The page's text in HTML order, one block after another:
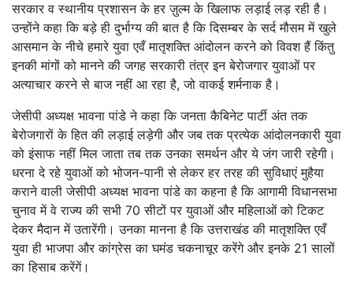
सरकार व स्थानीय प्रशासन के हर ज़ुल्म के खिलाफ लड़ाई लड़ रही है।
उन्होंने कहा कि बड़े ही दुर्भाग्य की बात है कि दिसम्बर के सर्द मौसम में खुले
आसमान के नीचे हमारे युवा एवँ मातृशक्ति आंदोलन करने को विवश हैं किंतु
इनकी मांगों को मानने की जगह सरकारी तंत्र इन बेरोजगार युवाओं पर
अत्याचार करने से बाज नहीं आ रहा है, जो वाकई शर्मनाक है।
जेसीपी अध्यक्ष भावना पांडे ने कहा कि जनता कैबिनेट पार्टी अंत तक
बेरोजगारों के हित की लड़ाई लड़ेगी और जब तक प्रत्येक आंदोलनकारी युवा
को इंसाफ नहीं मिल जाता तब तक उनका समर्थन और ये जंग जारी रहेगी।
धरना दे रहे युवाओं को भोजन-पानी से लेकर हर तरह की सुविधाएं मुहैया
कराने वाली जेसीपी अध्यक्ष भावना पांडे का कहना है कि आगामी विधानसभा
चुनाव में वे राज्य की सभी 70 सीटों पर युवाओं और महिलाओं को टिकट
देकर मैदान में उतारेंगी। उनका मानना है कि उत्तराखंड की मातृशक्ति एवँ
युवा ही भाजपा और कांग्रेस का घमंड चकनाचूर करेंगे और इनके 21 सालों
का हिसाब करेंगें।